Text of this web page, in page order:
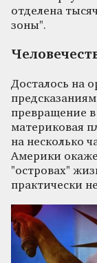
отделена
зоны".
Досталось на
превращение
материковая
на несколько
Америки
"островах"
практически